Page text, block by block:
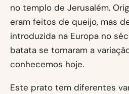
no templo de Jerusalém.
eram feitos de queijo, mas
introduzida na Europa no
batata se tornaram a
conhecemos hoje.
Este prato tem diferentes